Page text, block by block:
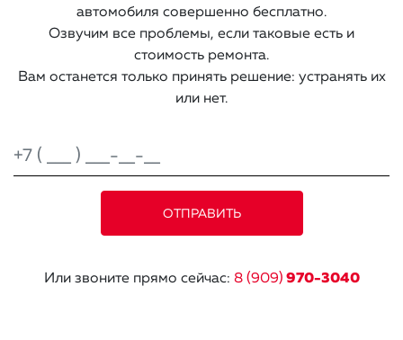
автомобиля совершенно бесплатно.
Озвучим все проблемы, если таковые есть и
стоимость ремонта.
Вам останется только принять решение: устранять их
или нет.
Или звоните прямо сейчас: 8 (909) 970-3040